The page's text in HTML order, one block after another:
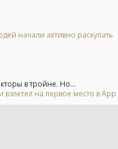
начали активно раскупать
в тройне. Но...
взлетел на первое место в App